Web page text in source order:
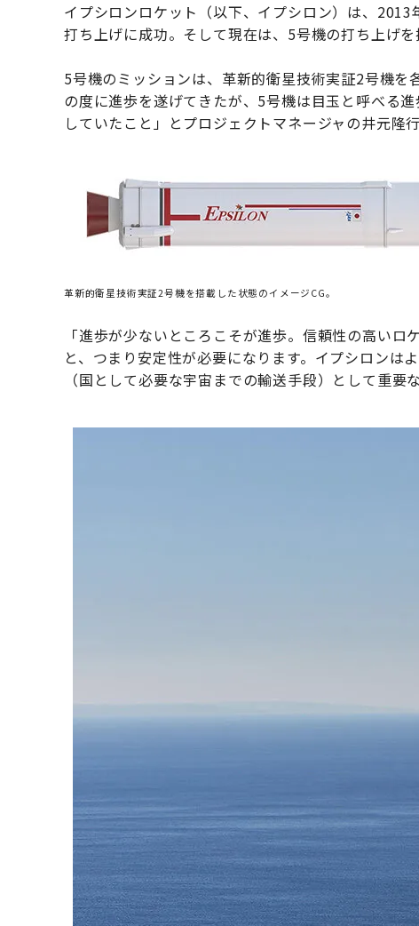
イプシロンロケット（以下、イプシロン）は、
打ち上げに成功。そして現在は、5号機の打ち上げを
5号機のミッションは、革新的衛星技術実証2号機
の度に進歩を遂げてきたが、5号機は目玉と呼べる
していたこと」とプロジェクトマネージャの井元隆行
革新的衛星技術実証2号機を搭載した状態のイメージCG。
「進歩が少ないところこそが進歩。信頼性の高い
と、つまり安定性が必要になります。イプシロンは
（国として必要な宇宙までの輸送手段）として重要な